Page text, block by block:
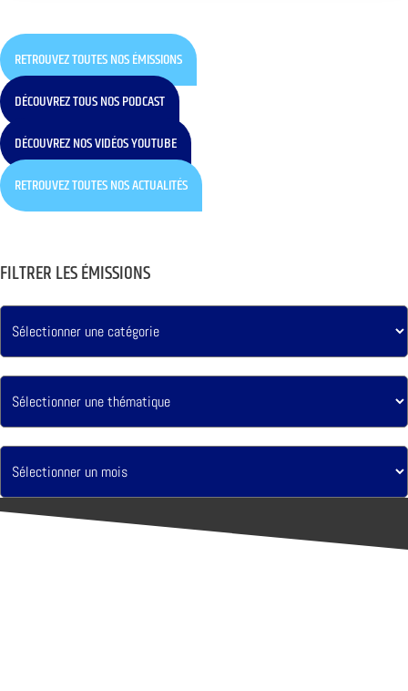
RETROUVEZ TOUTES NOS ÉMISSIONS
DÉCOUVREZ TOUS NOS PODCAST
DÉCOUVREZ NOS VIDÉOS YOUTUBE
RETROUVEZ TOUTES NOS ACTUALITÉS
FILTRER LES ÉMISSIONS